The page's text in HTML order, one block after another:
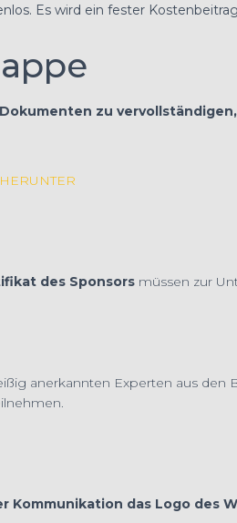
Es wird ein fester
Dokumenten zu
des Sponsors müssen zur
anerkannten Experten aus
das Logo des